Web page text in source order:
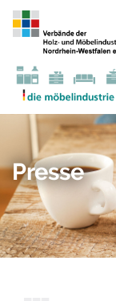
Presse